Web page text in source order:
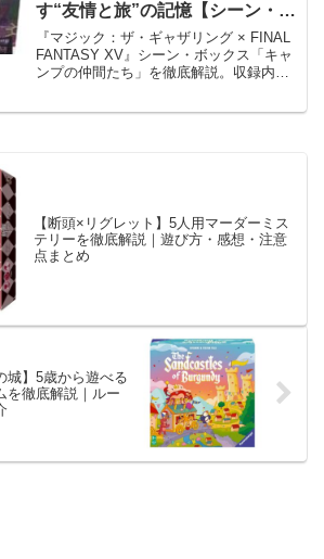
す“友情と旅”の記憶【シーン・ボ
ックス日本語版】
『マジック：ザ・ギャザリング × FINAL
FANTASY XV』シーン・ボックス「キャ
ンプの仲間たち」を徹底解説。収録内
【断頭×リグレット】5人用マーダーミス
テリーを徹底解説｜遊び方・感想・注意
点まとめ
城】5歳から遊べる
を徹底解説｜ルー